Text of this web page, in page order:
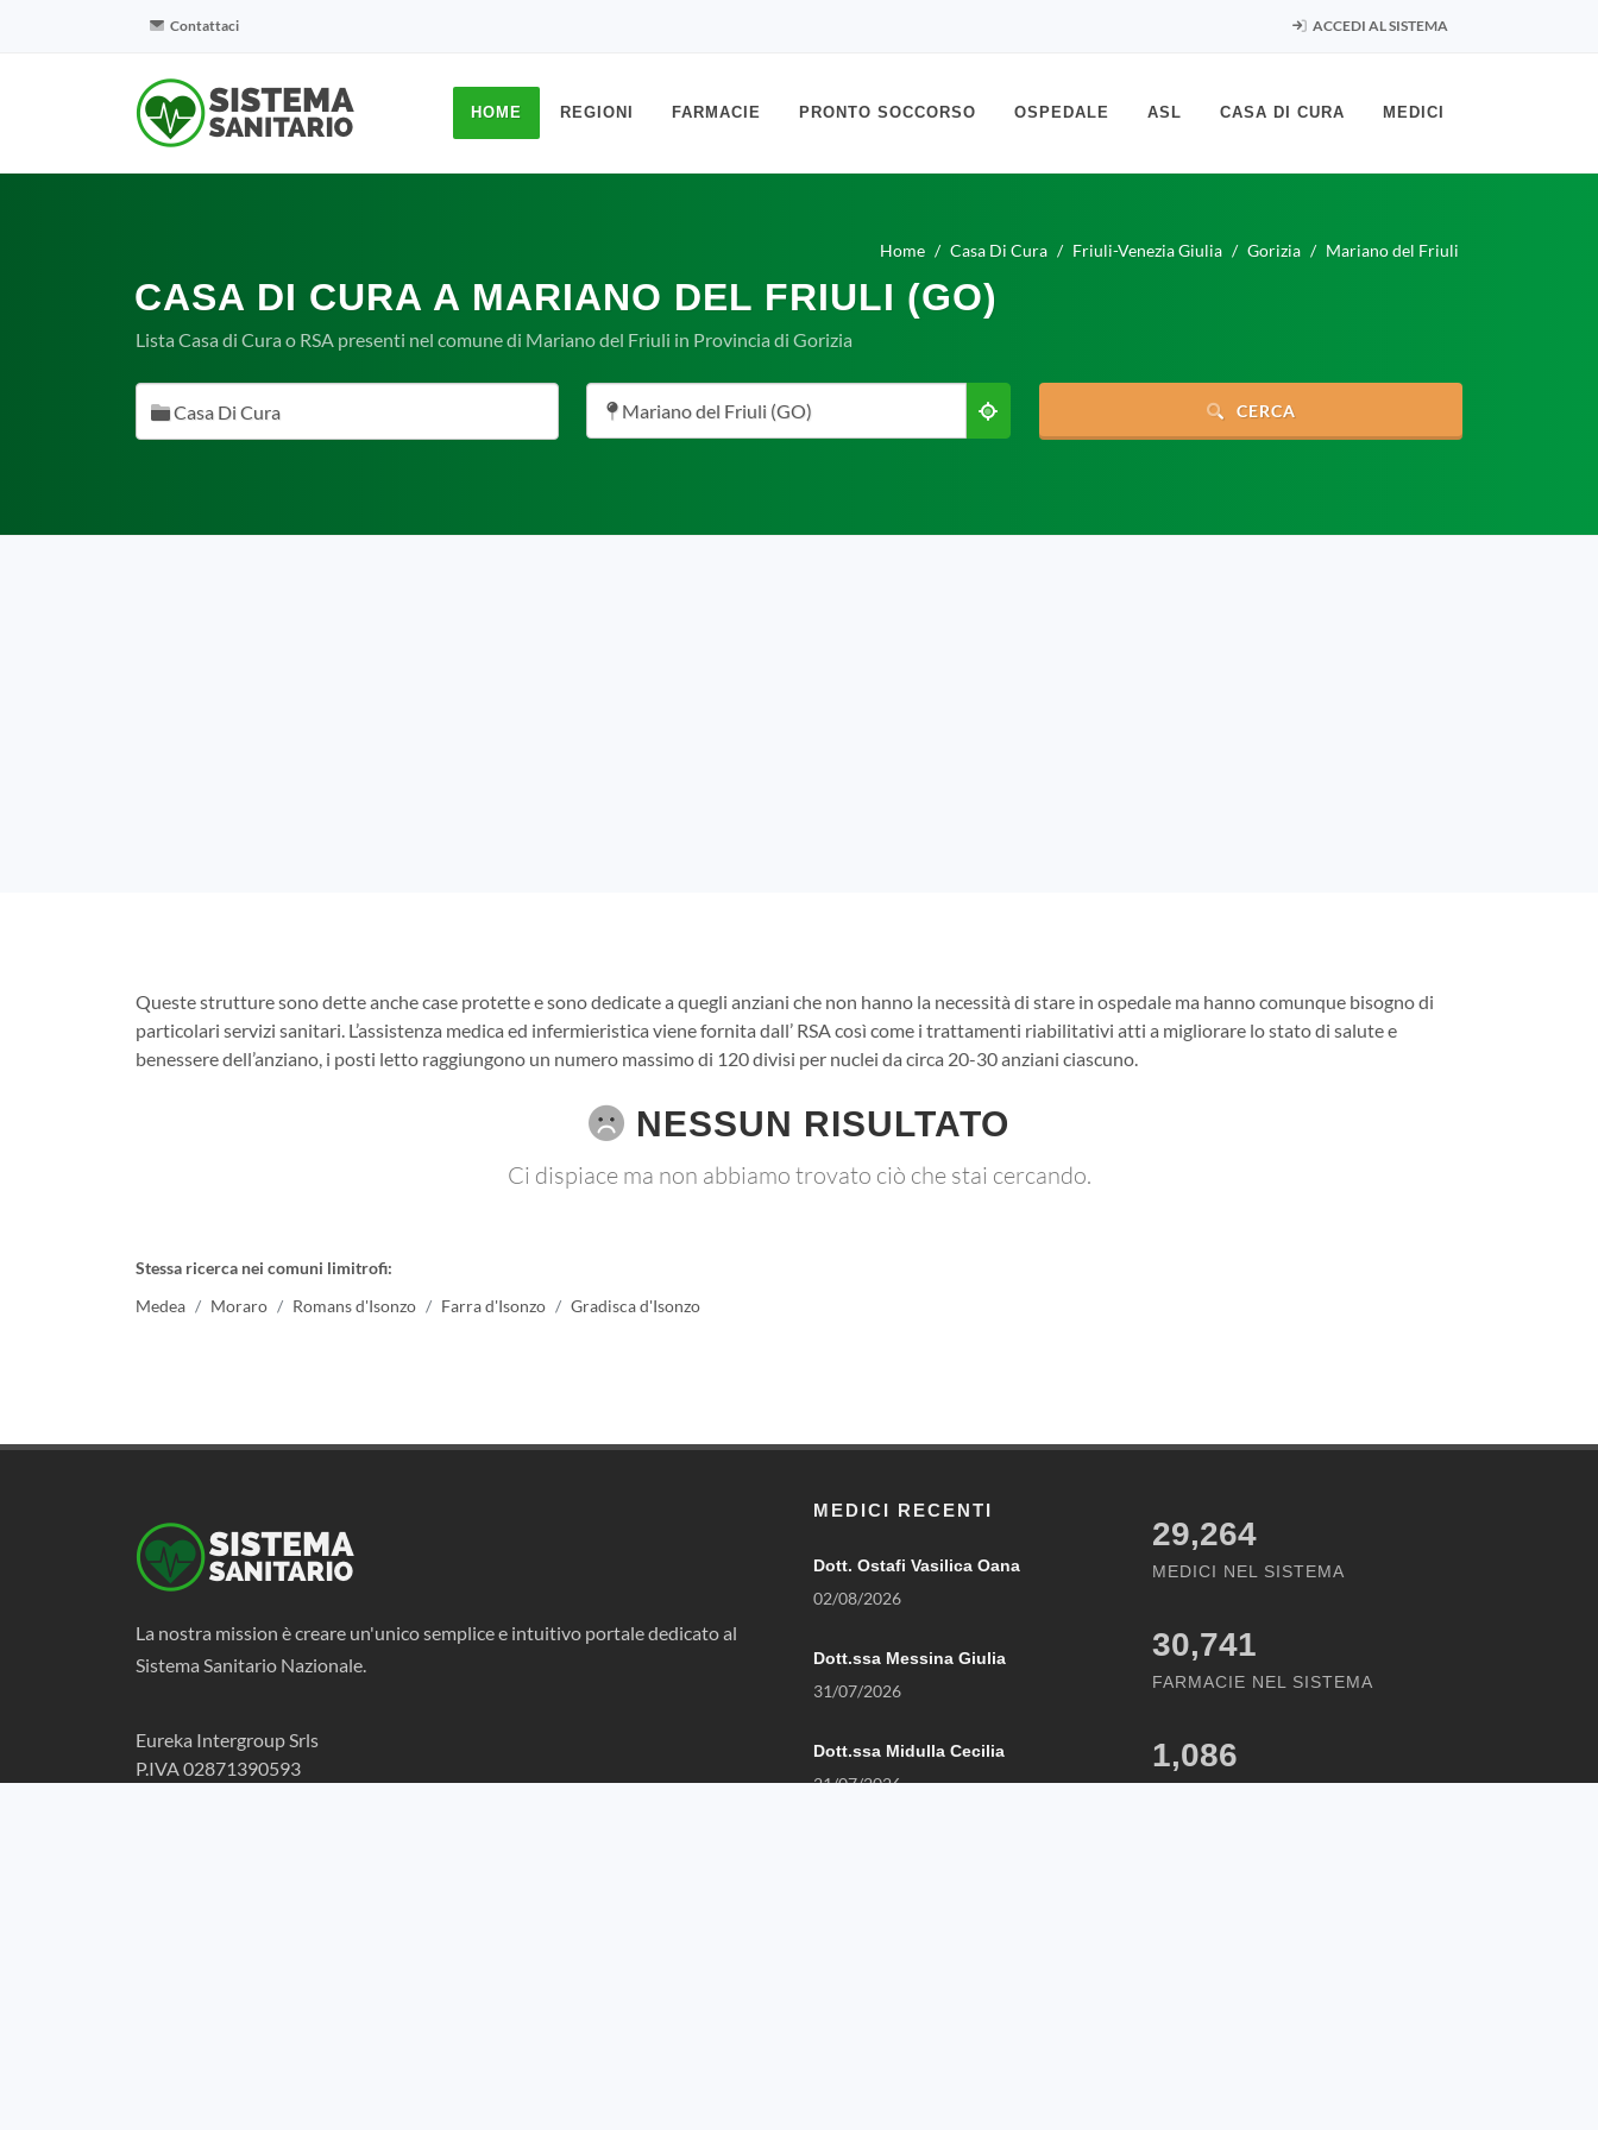
Contattaci ACCEDI AL SISTEMA
HOME REGIONI FARMACIE PRONTO SOCCORSO OSPEDALE ASL CASA DI CURA MEDICI
Home Casa Di Cura Friuli-Venezia Giulia Gorizia Mariano del Friuli
CASA DI CURA A MARIANO DEL FRIULI (GO)
Lista Casa di Cura o RSA presenti nel comune di Mariano del Friuli in Provincia di Gorizia
Casa Di Cura Mariano del Friuli (GO) CERCA
Queste strutture sono dette anche case protette e sono dedicate a quegli anziani che non hanno la necessità di stare in ospedale ma hanno comunque bisogno di
particolari servizi sanitari. L’assistenza medica ed infermieristica viene fornita dall’ RSA così come i trattamenti riabilitativi atti a migliorare lo stato di salute e
benessere dell’anziano, i posti letto raggiungono un numero massimo di 120 divisi per nuclei da circa 20-30 anziani ciascuno.
NESSUN RISULTATO
Ci dispiace ma non abbiamo trovato ciò che stai cercando.
Stessa ricerca nei comuni limitrofi:
Medea
Moraro Romans d'Isonzo Farra d'Isonzo Gradisca d'Isonzo
La nostra mission è creare un'unico semplice e intuitivo portale dedicato al
Sistema Sanitario Nazionale.
Eureka Intergroup Srls
P.IVA 02871390593
MEDICI RECENTI
Dott. Ostafi Vasilica Oana
02/08/2026
Dott.ssa Messina Giulia
31/07/2026
Dott.ssa Midulla Cecilia
21/07/2026
29,264
MEDICI NEL SISTEMA
30,741
FARMACIE NEL SISTEMA
1,086